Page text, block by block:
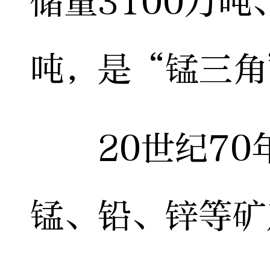
吨，是“锰三
20世纪70年
锰、铅、锌等